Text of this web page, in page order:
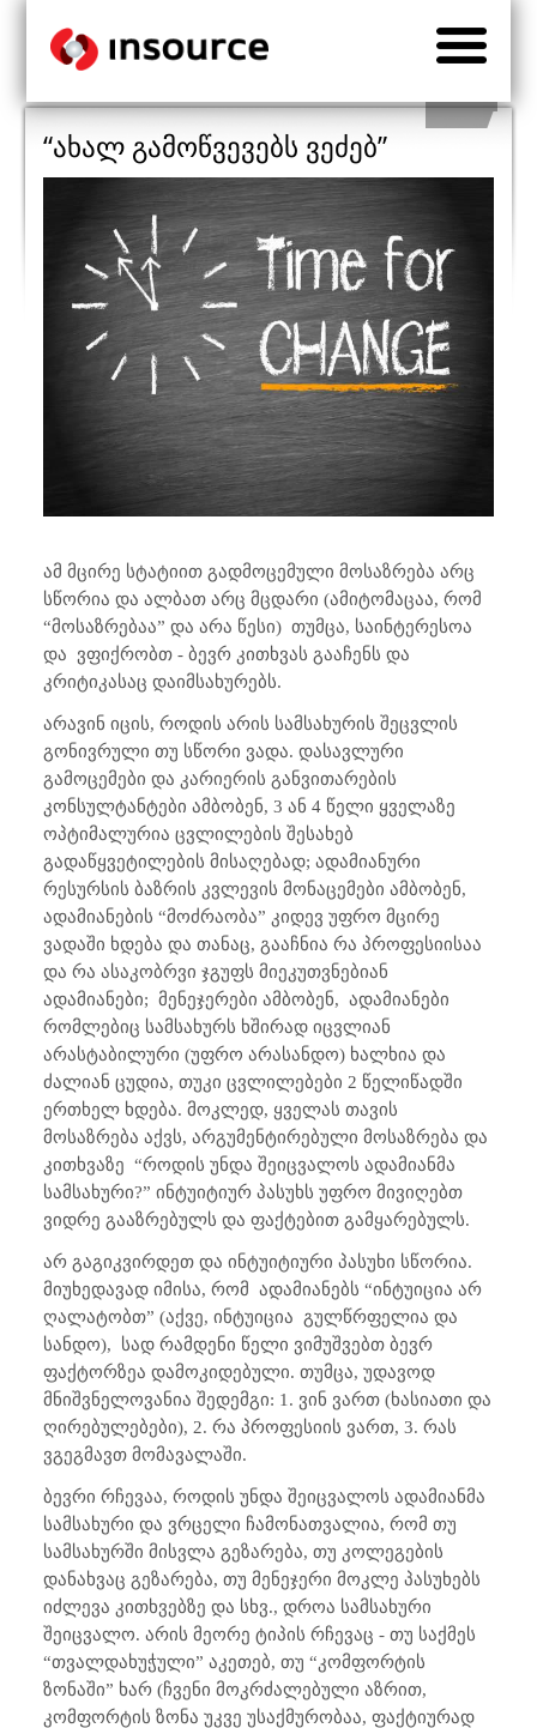
“ახალ გამოწვევებს ვეძებ”
ამ მცირე სტატიით გადმოცემული მოსაზრება არც
სწორია და ალბათ არც მცდარი (ამიტომაცაა, რომ
“მოსაზრებაა” და არა წესი) თუმცა, საინტერესოა
და
ვფიქრობთ - ბევრ კითხვას გააჩენს და
კრიტიკასაც დაიმსახურებს.
არავინ იცის, როდის არის სამსახურის შეცვლის
გონივრული თუ სწორი ვადა. დასავლური
გამოცემები და კარიერის განვითარების
კონსულტანტები ამბობენ, 3 ან 4 წელი ყველაზე
ოპტიმალურია ცვლილების შესახებ
გადაწყვეტილების მისაღებად; ადამიანური
რესურსის ბაზრის კვლევის მონაცემები ამბობენ,
ადამიანების “მოძრაობა” კიდევ უფრო მცირე
ვადაში ხდება და თანაც, გააჩნია რა პროფესიისაა
და რა ასაკობრვი ჯგუფს მიეკუთვნებიან
ადამიანები; მენეჯერები ამბობენ, ადამიანები
რომლებიც სამსახურს ხშირად იცვლიან
არასტაბილური (უფრო არასანდო) ხალხია და
ძალიან ცუდია, თუკი ცვლილებები 2 წელიწადში
ერთხელ ხდება. მოკლედ, ყველას თავის
მოსაზრება აქვს, არგუმენტირებული მოსაზრება და
კითხვაზე “როდის უნდა შეიცვალოს ადამიანმა
სამსახური?” ინტუიტიურ პასუხს უფრო მივიღებთ
ვიდრე გააზრებულს და ფაქტებით გამყარებულს.
არ გაგიკვირდეთ და ინტუიტიური პასუხი სწორია.
მიუხედავად იმისა, რომ ადამიანებს “ინტუიცია არ
ღალატობთ” (აქვე, ინტუიცია გულწრფელია და
სანდო),
სად რამდენი წელი ვიმუშვებთ ბევრ
ფაქტორზეა დამოკიდებული. თუმცა, უდავოდ
მნიშვნელოვანია შედემგი: 1. ვინ ვართ (ხასიათი და
ღირებულებები), 2. რა პროფესიის ვართ, 3. რას
ვგეგმავთ მომავალაში.
ბევრი რჩევაა, როდის უნდა შეიცვალოს ადამიანმა
სამსახური და ვრცელი ჩამონათვალია, რომ თუ
სამსახურში მისვლა გეზარება, თუ კოლეგების
დანახვაც გეზარება, თუ მენეჯერი მოკლე პასუხებს
იძლევა კითხვებზე და სხვ., დროა სამსახური
შეიცვალო. არის მეორე ტიპის რჩევაც - თუ საქმეს
“თვალდახუჭული” აკეთებ, თუ “კომფორტის
ზონაში” ხარ (ჩვენი მოკრძალებული აზრით,
კომფორტის ზონა უკვე უსაქმურობაა, ფაქტიურად